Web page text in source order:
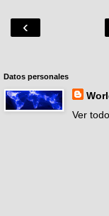
‹
Datos personales
Ver